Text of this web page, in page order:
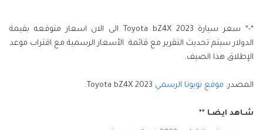
*-* سعر سيارة Toyota bZ4X 2023 الى الان اسعار متوقعه بقيمة
الدولار سيتم تحديث التقرير مع قائمة الأسعار الرسمية مع اقتراب موعد
الإطلاق هذا الصيف.
المصدر: موقع تويوتا الرسمي
شـاهد ايضـا **